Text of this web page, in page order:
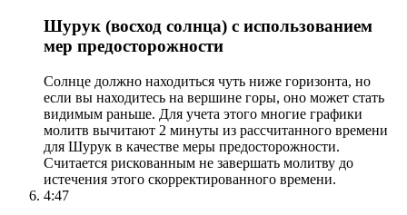
Шурук (восход солнца) с использованием
мер предосторожности
Солнце должно находиться чуть ниже горизонта, но
если вы находитесь на вершине горы, оно может стать
видимым раньше. Для учета этого многие графики
молитв вычитают 2 минуты из рассчитанного времени
для Шурук в качестве меры предосторожности.
Считается рискованным не завершать молитву до
истечения этого скорректированного времени.
4:47